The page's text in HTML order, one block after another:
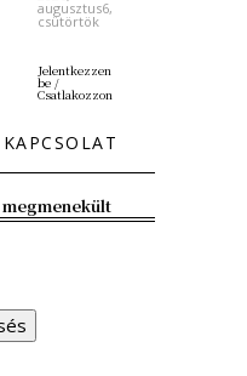
augusztus6,
csütörtök
Jelentkezzen
be /
Csatlakozzon
KAPCSOLAT